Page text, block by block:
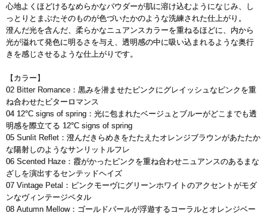
心地よくほどけるなめらかなパウダーが肌に溶け込むようになじみ、し
っとりとまぶたそのものが色づいたかのような洗練された仕上がり。
澄んだ光を含んだ、柔らかなニュアンスカラーを重ねるほどに、内から
光が溢れて発色に明るさを与え、透明感の中に吸い込まれるような奥行
きを感じさせるような仕上がりです。
【カラー】
02 Bitter Romance：黒みを潜ませたピンクにグレイッシュなピンクを重
ね合わせたビターロマンス
04 12°C signs of spring：光に包まれたベージュとブルーがどこまでも透
明感を際立てる 12°C signs of spring
05 Sunlit Reflet：澄んだきらめきをたたえたオレンジブラウンがあたたか
な陽射しのようなサンリットルフレ
06 Scented Haze：霞がかったピンクを重ね合わせニュアンスのあるまな
ざしを演出するセンテッドヘイズ
07 Vintage Petal：ピンクモーヴにグリーンホワイトのアクセントがモダ
ンなヴィンテージペタル
08 Autumn Mellow：ゴールドパールが浮遊するコーラルとオレンジベー